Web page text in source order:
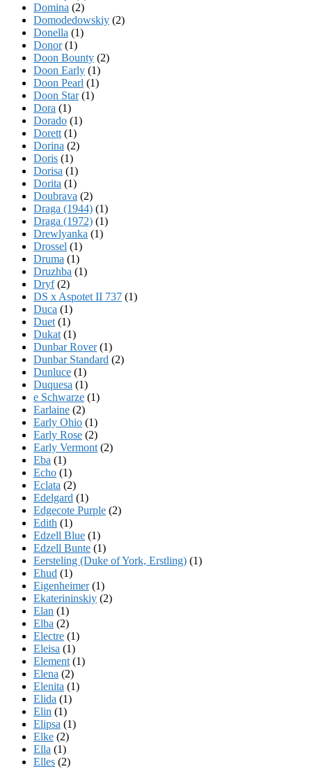
Domina (2)
Domodedowskiy (2)
Donella (1)
Donor(1)
Doon Bounty (2)
Doon Early (1)
Doon Pearl (1)
Doon Star(1)
Dora (1)
Dorado (1)
Dorett (1)
Dorina (2)
Doris (1)
Dorisa (1)
Dorita (1)
Doubrava (2)
Draga (1944) (1)
Draga (1972) (1)
Drewlyanka (1)
Drossel (1)
Druma (1)
Druzhba (1)
Dryf(2)
DS x Aspotet II 737 (1)
Duca (1)
Duet (1)
Dukat (1)
Dunbar Rover(1)
Dunbar Standard (2)
Dunluce (1)
Duquesa (1)
e Schwarze (1)
Earlaine (2)
Early Ohio (1)
Early Rose (2)
Early Vermont (2)
Eba (1)
Echo (1)
Eclata (2)
Edelgard (1)
Edgecote Purple (2)
Edith (1)
Edzell Blue (1)
Edzell Bunte (1)
Eersteling (Duke of York, Erstling) (1)
Ehud (1)
Eigenheimer(1)
Ekaterininskiy (2)
Elan (1)
Elba (2)
Electre (1)
Eleisa (1)
Element (1)
Elena (2)
Elenita (1)
Elida (1)
Elin (1)
Elipsa (1)
Elke (2)
Ella (1)
Elles (2)